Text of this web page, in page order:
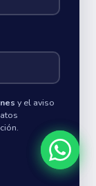
y el aviso